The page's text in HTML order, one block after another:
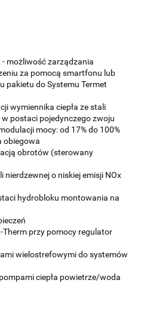
możliwość zarządzania
za pomocą smartfonu lub
pakietu do Systemu Termet
wymiennika ciepła ze stali
postaci pojedynczego zwoju
mocy: od 17% do 100%
obiegowa
obrotów (sterowany
nierdzewnej o niskiej emisji NOx
hydrobloku montowania na
przy pomocy regulator
wielostrefowymi do systemów
ciepła powietrze/woda